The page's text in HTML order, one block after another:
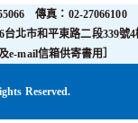
傳真：02-27066100
北市和平東路二段339號4
e-mail信箱供寄書用］
Reserved.